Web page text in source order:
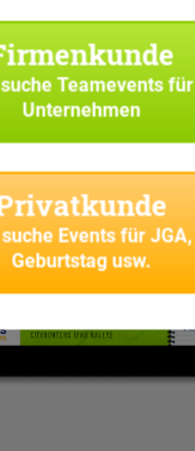
Teamevents für
Unternehmen
Events für JGA,
Geburtstag usw.